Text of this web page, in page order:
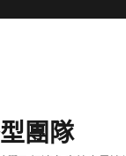
團隊